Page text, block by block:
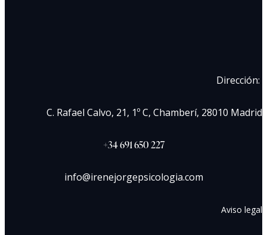
Dirección:
C. Rafael Calvo, 21, 1º C, Chamberí, 28010 Madrid
+34 691 650 227
info@irenejorgepsicologia.com
Aviso legal